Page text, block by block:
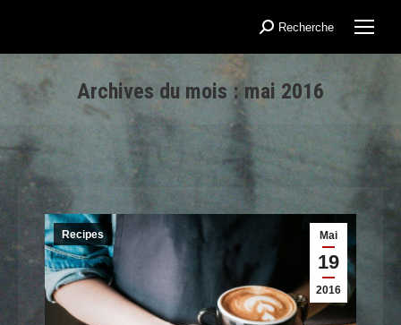
Recherche
:
Recherche
Archives du mois :mai 2016
Vous êtes ici :
Mai
19
2016
Recipes